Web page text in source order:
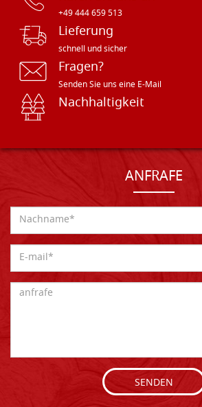
+49 444 659 513
Lieferung
schnell und sicher
Fragen?
Senden Sie uns eine E-Mail
Nachhaltigkeit
ANFRAFE
SENDEN